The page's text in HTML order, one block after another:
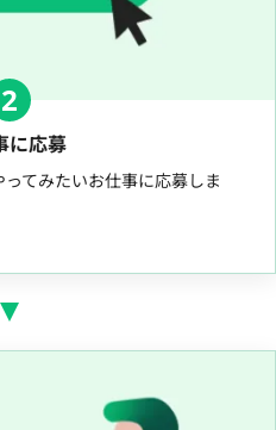
2
に応募
てみたいお仕事に応募しま